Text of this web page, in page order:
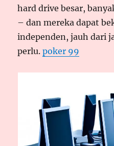
hard drive besar,
– dan mereka dapat
independen, jauh dari
perlu.poker 99